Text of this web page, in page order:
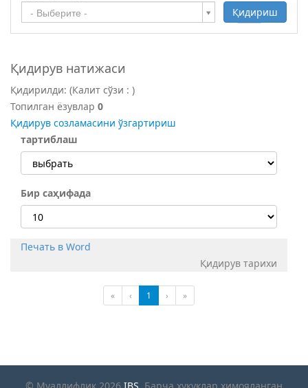
- Выберите - Қўшиш
Қидириш
Қидирув натижаси
Қидирилди: (Калит сўзи : )
Топилган ёзувлар 0
Қидирув созламасини ўзгартириш
тартиблаш
Бир саҳифада
Печать в Word
Қидирув тарихи
« ‹ 1 › »